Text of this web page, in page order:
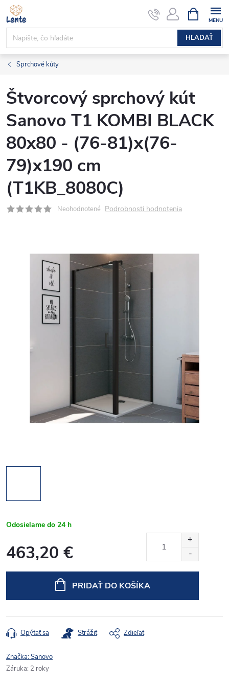
Prejsť
na
obsah
HĽADAŤ
KOŠÍK
Sprchové kúty
Štvorcový sprchový kút
Sanovo T1 KOMBI BLACK
80x80 - (76-81)x(76-
79)x190 cm
(T1KB_8080C)
Neohodnotené Podrobnosti hodnotenia
Odosielame do 24 h
463,20 €
PRIDAŤ DO KOŠÍKA
Opýtať sa Strážiť Zdieľať
Značka:Sanovo
Záruka: 2 roky